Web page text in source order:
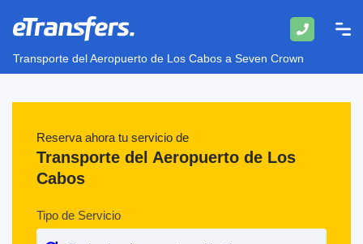
Transporte del Aeropuerto de Los Cabos a Seven Crown
Reserva ahora tu servicio de
Transporte del Aeropuerto de Los
Cabos
Tipo de Servicio